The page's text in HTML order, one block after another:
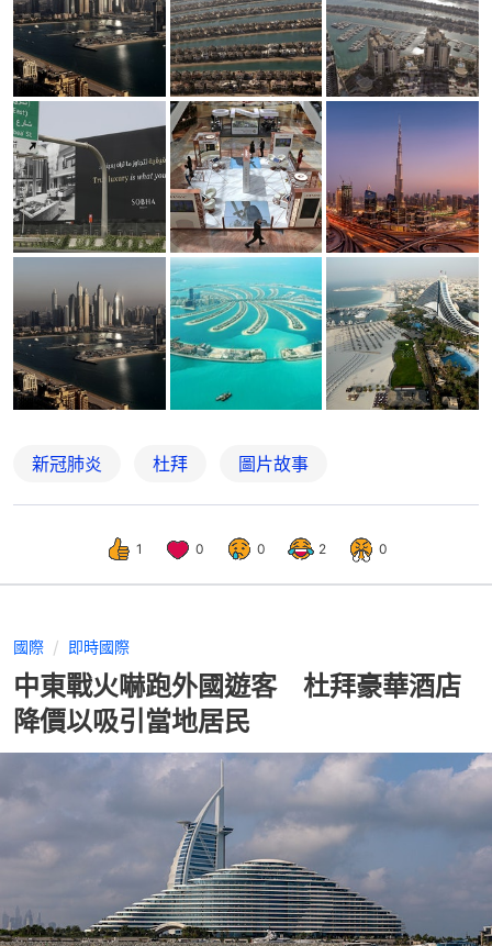
新冠肺炎 杜拜 圖片故事
1 0 0 2 0
國際 即時國際
中東戰火嚇跑外國遊客 杜拜豪華酒店
降價以吸引當地居民